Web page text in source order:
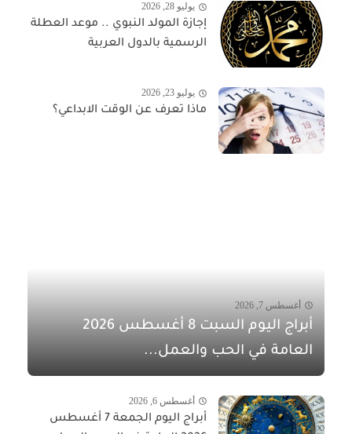
يوليو 28, 2026
إجازة المولد النبوي .. موعد العطلة
الرسمية بالدول العربية
يوليو 23, 2026
ماذا تعرف عن الوقت الابداعي؟
أغسطس 7, 2026
أبراج اليوم السبت 8 أغسطس 2026
العامة في الحب والعمل...
أغسطس 6, 2026
أبراج اليوم الجمعة 7 أغسطس